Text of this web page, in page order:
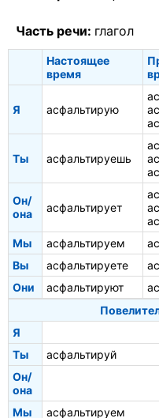
Часть речи: глагол
Настоящее
время
Я асфальтирую
Ты асфальтируешь
Он/
она
асфальтирует
Мы асфальтируем
Вы
асфальтируете
Они
асфальтируют
Я
Ты
асфальтируй
Он/
она
Мы
асфальтируем